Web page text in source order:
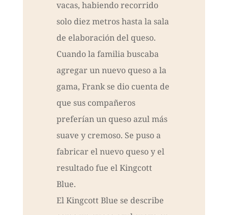
vacas, habiendo recorrido
solo diez metros hasta la sala
de elaboración del queso.
Cuando la familia buscaba
agregar un nuevo queso a la
gama, Frank se dio cuenta de
que sus compañeros
preferían un queso azul más
suave y cremoso. Se puso a
fabricar el nuevo queso y el
resultado fue el Kingcott
Blue.
El Kingcott Blue se describe